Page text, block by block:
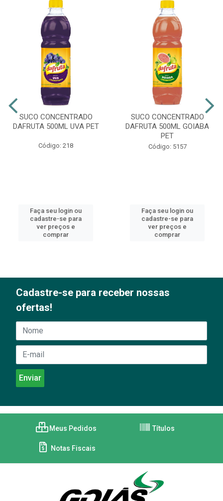
SUCO CONCENTRADO
DAFRUTA 500ML UVA PET
Código: 218
Faça seu login ou
cadastre-se para
ver preços e
comprar
SUCO CONCENTRADO
DAFRUTA 500ML GOIABA
PET
Código: 5157
Faça seu login ou
cadastre-se para
ver preços e
comprar
Cadastre-se para receber nossas
ofertas!
Meus Pedidos Títulos
Notas Fiscais